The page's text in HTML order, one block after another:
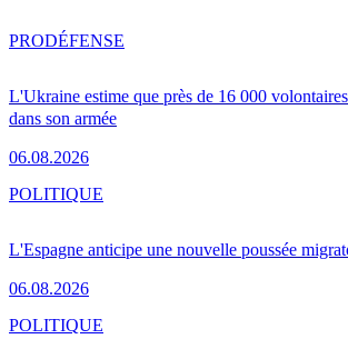
L'Ukraine estime que près de 16 000
dans son armée
06.08.2026
PRODÉFENSE
L'Espagne anticipe une nouvelle poussée
06.08.2026
POLITIQUE
POLITIQUE